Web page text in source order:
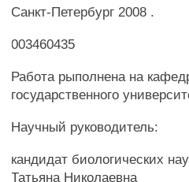
Санкт-Петербург 2008 .
003460435
Работа рыполнена на
государственного
Научный руководитель:
кандидат биологических
Татьяна Николаевна